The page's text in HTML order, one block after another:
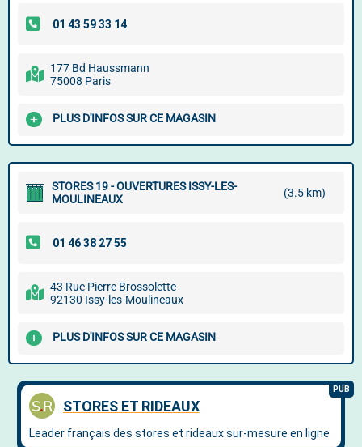
177 Bd Haussmann
75008 Paris
PLUS D'INFOS SUR CE MAGASIN
STORES 19 - OUVERTURES ISSY-LES-
MOULINEAUX
(3.5 km)
43 Rue Pierre Brossolette
92130 Issy-les-Moulineaux
PLUS D'INFOS SUR CE MAGASIN